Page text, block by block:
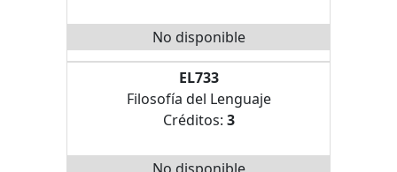
No disponible
EL733
Filosofía del Lenguaje
Créditos: 3